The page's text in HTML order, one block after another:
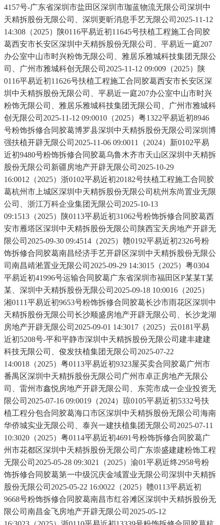
4157号-广东省深圳市盐田区深圳市珈蓝物流无限公司深圳中
天精拆股份无限公司、深圳更昕消息手艺无限公司2025-11-12
14:308（2025）陕0116平易近初11645号扶植工程施工合同胶
葛西安市长安区深圳中天精拆股份无限公司、平易近一庭207
办公室中山市时兴粉饰无限公司、雅居乐雅城科技集团无限公
司、广州市雅城科创无限公司2025-11-12 09:009（2025）陕
0116平易近初11626号扶植工程施工合同胶葛西安市长安区深
圳中天精拆股份无限公司、平易近一庭207办公室中山市时兴
粉饰无限公司、雅居乐雅城科技集团无限公司、广州市雅城科
创无限公司2025-11-12 09:0010（2025）粤1322平易近初8946
号粉饰拆修合同胶葛博罗县深圳中天精拆股份无限公司深圳博
强扶植开辟无限公司2025-11-06 09:0011（2024）新0102平易
近初9480号粉饰拆修合同胶葛乌鲁木齐市天山区深圳中天精拆
股份无限公司新疆房地产开辟无限公司2025-10-29
16:0012（2025）浙0102平易近初20182号扶植工程施工合同胶
葛杭州市上城区深圳中天精拆股份无限公司杭州东尚置业无限
公司、浙江万科企业集团无限公司2025-10-13
09:1513（2025）陕0113平易近初31062号粉饰拆修合同胶葛西
安市雁塔区深圳中天精拆股份无限公司陕西宝天房地产开辟无
限公司2025-09-30 09:4514（2025）赣0192平易近初2326号粉
饰拆修合同胶葛南昌经济手艺开辟区深圳中天精拆股份无限公
司南昌靖淞置业无限公司2025-09-29 14:3015（2025）粤0304
平易近初41996号运输合同胶葛广东省深圳市福田区P某某T某
某、深圳中天精拆股份无限公司2025-09-18 10:0016（2025）
湘0111平易近初9653号粉饰拆修合同胶葛长沙市雨花区深圳中
天精拆股份无限公司长沙顺盛房地产开辟无限公司、长沙龙湖
房地产开辟无限公司2025-09-01 14:3017（2025）云0181平易
近初5208号-平和平静市深圳中天精拆股份无限公司建丰建建
科技无限公司、俊发扶植集团无限公司2025-07-22
14:0018（2025）粤0113平易近初9323屋买卖合同胶葛广州市
番禺区深圳中天精拆股份无限公司广州市卓正房地产无限公
司、雷州市鑫悦房地产开辟无限公司、东莞市成一企业投资无
限公司2025-07-16 09:0019（2024）琼0105平易近初5332号扶
植工程分包合同胶葛海口市区深圳中天精拆股份无限公司海南
华侨城实业无限公司、泰兴一建扶植集团无限公司2025-07-11
10:3020（2025）粤0114平易近初4691号粉饰拆修合同胶葛广
州市花都区深圳中天精拆股份无限公司广东崇盛建建粉饰工程
无限公司2025-05-28 09:3021（2025）渝01平易近终2958号粉
饰拆修合同胶葛第一中级沉庆金域置业无限公司深圳中天精拆
股份无限公司2025-05-22 16:0022（2025）赣0113平易近初
9668号粉饰拆修合同胶葛南昌市红谷滩区深圳中天精拆股份无
限公司南昌金飞房地产开辟无限公司2025-05-12